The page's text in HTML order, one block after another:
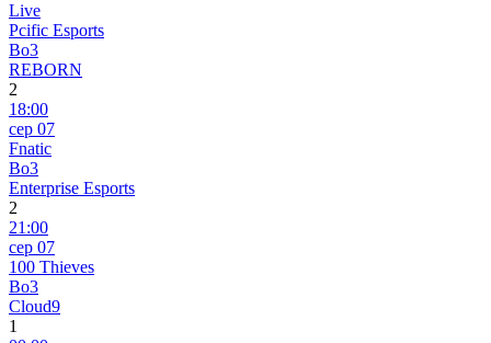
Live
Pcific Esports
Bo3
REBORN
2
18:00
сер 07
Fnatic
Bo3
Enterprise Esports
2
21:00
сер 07
100 Thieves
Bo3
Cloud9
1